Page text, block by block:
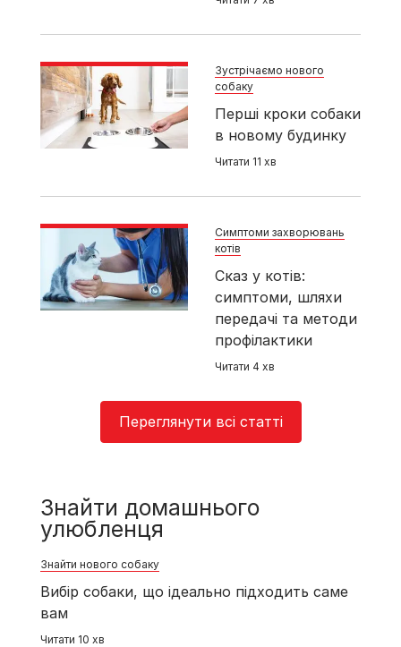
Зустрічаємо нового
собаку
Перші кроки собаки
в новому будинку
Читати 11 хв
Симптоми захворювань
котів
Сказ у котів:
симптоми, шляхи
передачі та методи
профілактики
Читати 4 хв
Переглянути всі статті
Знайти домашнього
улюбленця
Знайти нового собаку
Вибір собаки, що ідеально підходить саме
вам
Читати 10 хв